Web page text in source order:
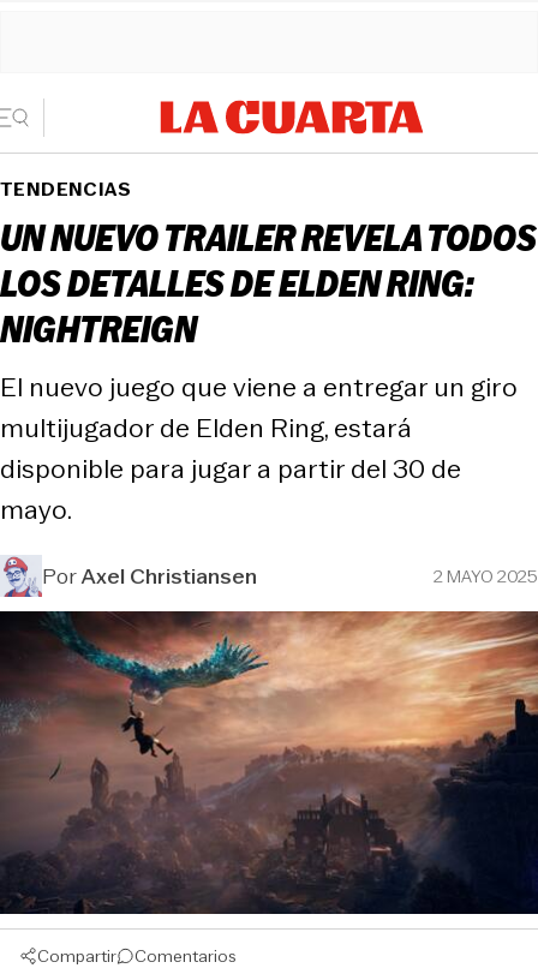
TENDENCIAS
UN NUEVO TRAILER REVELA TODOS
LOS DETALLES DE ELDEN RING:
NIGHTREIGN
El nuevo juego que viene a entregar un giro
multijugador de Elden Ring, estará
disponible para jugar a partir del 30 de
mayo.
PorAxel Christiansen 2 MAYO 2025
Compartir Comentarios